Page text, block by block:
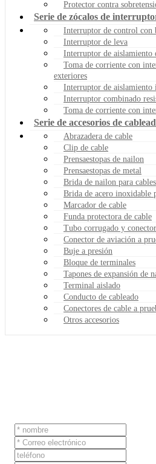
Protector contra
Serie de zócalos de
Interruptor de control con
Interruptor de leva
Interruptor de aislamiento
Toma de corriente con
exteriores
Interruptor de aislamiento
Interruptor combinado
Toma de corriente con
Serie de accesorios de
Abrazadera de cable
Clip de cable
Prensaestopas de nailon
Prensaestopas de metal
Brida de nailon para cables
Brida de acero inoxidable
Marcador de cable
Funda protectora de cable
Tubo corrugado y conector
Conector de aviación a
Buje a presión
Bloque de terminales
Tapones de expansión de
Terminal aislado
Conducto de cableado
Conectores de cable a
Otros accesorios